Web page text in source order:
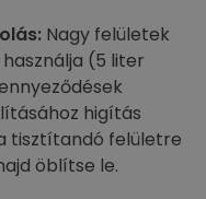
Nagy felületek
(5 liter
higítás
tisztítandó felületre
öblítse le.